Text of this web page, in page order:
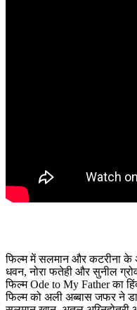
फिल्म में सलमान और कटरीना के
धवन, नोरा फतेही और सुनील
फिल्म Ode to My Father का
फिल्म को अली अब्बास जफर ने